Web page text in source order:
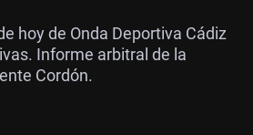
hoy de Onda Deportiva Cádiz
Informe arbitral de la
Cordón.